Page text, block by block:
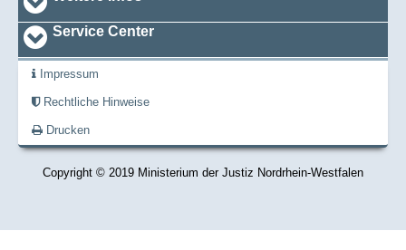
Service Center
Impressum
Rechtliche Hinweise
Drucken
Copyright © 2019 Ministerium der Justiz Nordrhein-Westfalen